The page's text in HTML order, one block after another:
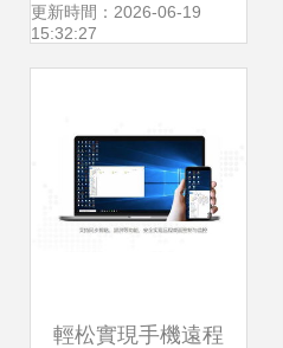
能融合終端在陜西
更新時間：2026-06-19
15:32:27
輕松實現手機遠程